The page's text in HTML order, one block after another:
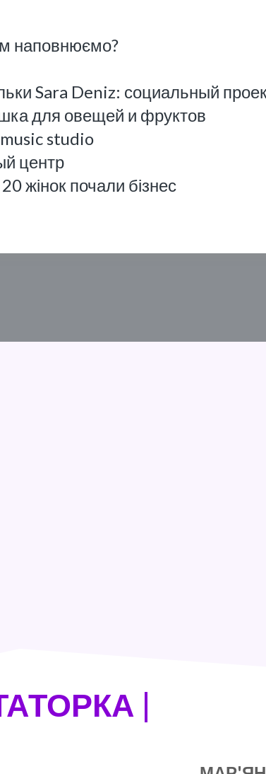
наповнюємо?
Sara Deniz: социальный
для овещей и фруктов
studio
центр
жінок почали бізнес
|